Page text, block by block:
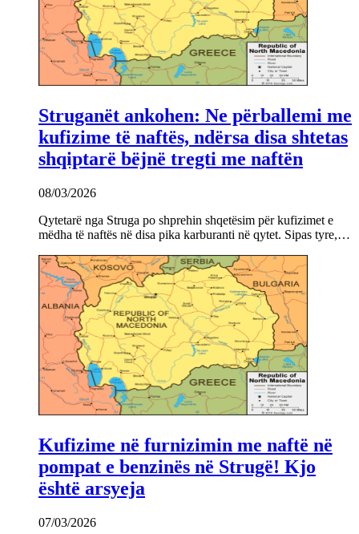
Struganët ankohen: Ne përballemi me
kufizime të naftës, ndërsa disa shtetas
shqiptarë bëjnë tregti me naftën
08/03/2026
Qytetarë nga Struga po shprehin shqetësim për kufizimet e
mëdha të naftës në disa pika karburanti në qytet. Sipas tyre,…
Kufizime në furnizimin me naftë në
pompat e benzinës në Strugë! Kjo
është arsyeja
07/03/2026